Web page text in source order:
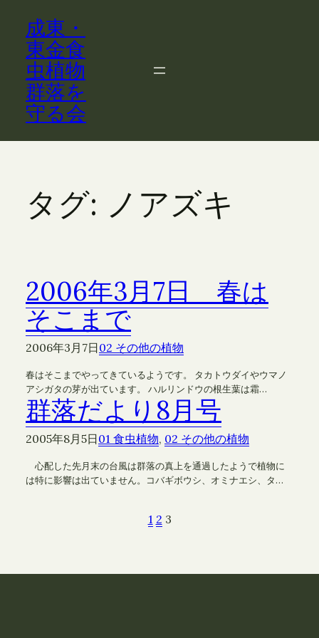
成東・
東金食
虫植物
群落を
守る会
タグ: ノアズキ
2006年3月7日 春は
そこまで
2006年3月7日02 その他の植物
春はそこまでやってきているようです。 タカトウダイやウマノ
アシガタの芽が出ています。 ハルリンドウの根生葉は霜…
群落だより8月号
2005年8月5日01 食虫植物, 02 その他の植物
心配した先月末の台風は群落の真上を通過したようで植物に
は特に影響は出ていません。コバギボウシ、オミナエシ、タ…
1 2 3